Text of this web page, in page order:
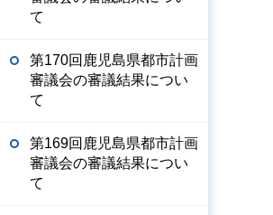
て
第170回鹿児島県都市計画
審議会の審議結果につい
て
第169回鹿児島県都市計画
審議会の審議結果につい
て